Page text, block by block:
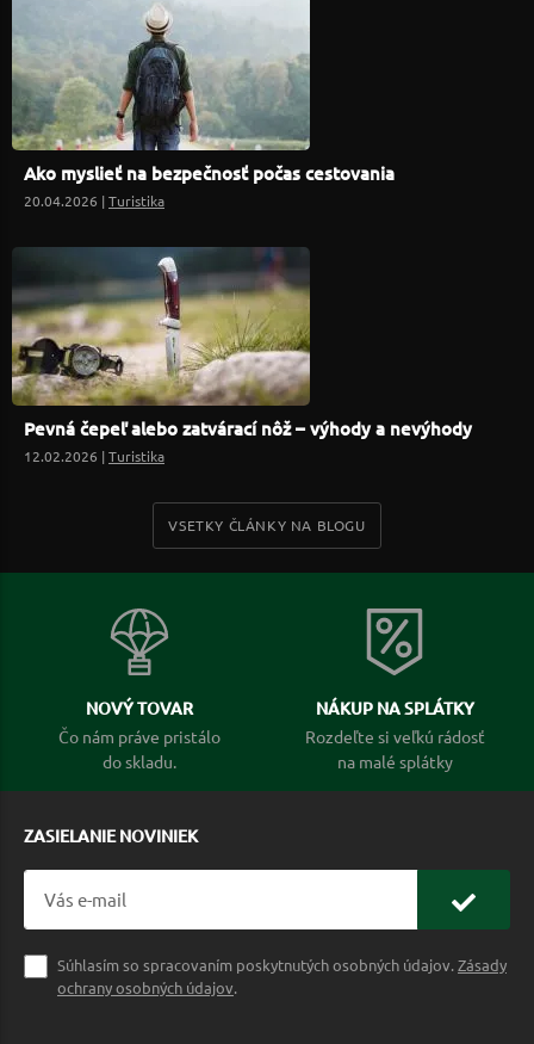
Ako myslieť na bezpečnosť počas cestovania
20.04.2026 |Turistika
Pevná čepeľ alebo zatvárací nôž – výhody a nevýhody
12.02.2026 |Turistika
VSETKY ČLÁNKY NA BLOGU
NOVÝ TOVAR
Čo nám práve pristálo
do skladu.
NÁKUP NA SPLÁTKY
Rozdeľte si veľkú rádosť
na malé splátky
ZASIELANIE NOVINIEK
Súhlasím so spracovaním poskytnutých osobných údajov.Zásady
ochrany osobných údajov.